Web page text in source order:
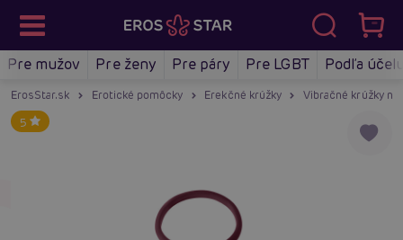
Pre mužov Pre ženy Pre páry Pre LGBT Podľa
ErosStar.sk Erotické pomôcky Erekčné krúžky Vibračné krúžky na
5